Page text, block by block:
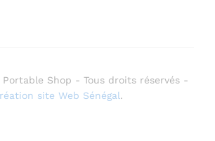
Shop - Tous droits réservés -
site Web Sénégal.